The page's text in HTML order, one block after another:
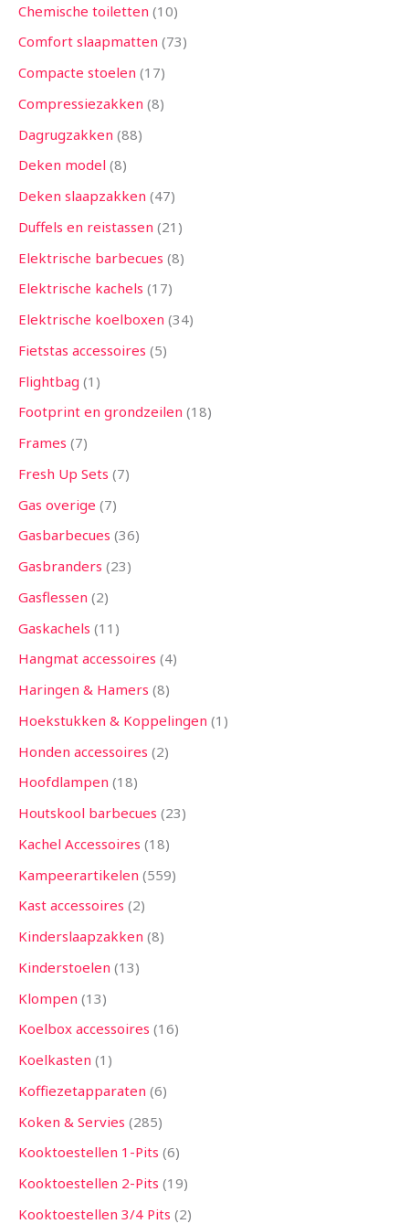
Chemische toiletten 10
Comfort slaapmatten 73
Compacte stoelen 17
Compressiezakken 8
Dagrugzakken 88
Deken model 8
Deken slaapzakken 47
Duffels en reistassen 21
Elektrische barbecues 8
Elektrische kachels 17
Elektrische koelboxen 34
Fietstas accessoires 5
Flightbag 1
Footprint en grondzeilen 18
Frames 7
Fresh Up Sets 7
Gas overige 7
Gasbarbecues 36
Gasbranders 23
Gasflessen 2
Gaskachels 11
Hangmat accessoires 4
Haringen & Hamers 8
Hoekstukken & Koppelingen 1
Honden accessoires 2
Hoofdlampen 18
Houtskool barbecues 23
Kachel Accessoires 18
Kampeerartikelen 559
Kast accessoires 2
Kinderslaapzakken 8
Kinderstoelen 13
Klompen 13
Koelbox accessoires 16
Koelkasten 1
Koffiezetapparaten 6
Koken & Servies 285
Kooktoestellen 1-Pits 6
Kooktoestellen 2-Pits 19
Kooktoestellen 3/4 Pits 2